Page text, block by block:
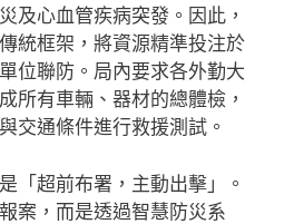
及心血管疾病突發。因此，
統框架，將資源精準投注於
位聯防。局內要求各外勤大
所有車輛、器材的總體檢，
交通條件進行救援測試。
「超前布署，主動出擊」。
案，而是透過智慧防災系